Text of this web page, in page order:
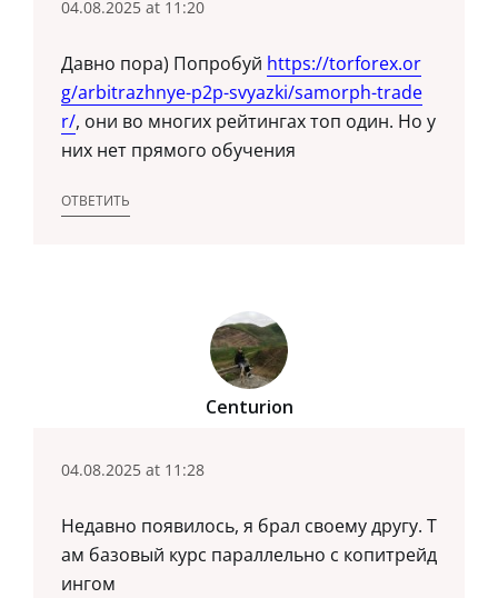
04.08.2025 at 11:20
Давно пора) Попробуй https://torforex.or
g/arbitrazhnye-p2p-svyazki/samorph-trade
r/, они во многих рейтингах топ один. Но у
них нет прямого обучения
ОТВЕТИТЬ
Centurion
04.08.2025 at 11:28
Недавно появилось, я брал своему другу. Т
ам базовый курс параллельно с копитрейд
ингом